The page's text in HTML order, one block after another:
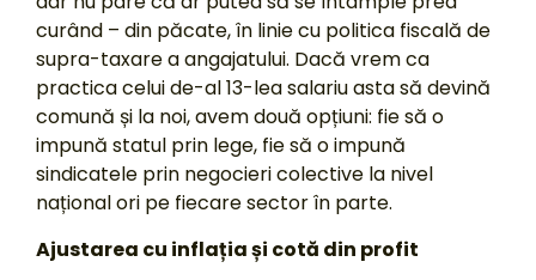
curând – din păcate, în linie cu politica fiscală de
supra-taxare a angajatului. Dacă vrem ca
practica celui de-al 13-lea salariu asta să devină
comună și la noi, avem două opțiuni: fie să o
impună statul prin lege, fie să o impună
sindicatele prin negocieri colective la nivel
național ori pe fiecare sector în parte.
Ajustarea cu inflația și cotă din profit